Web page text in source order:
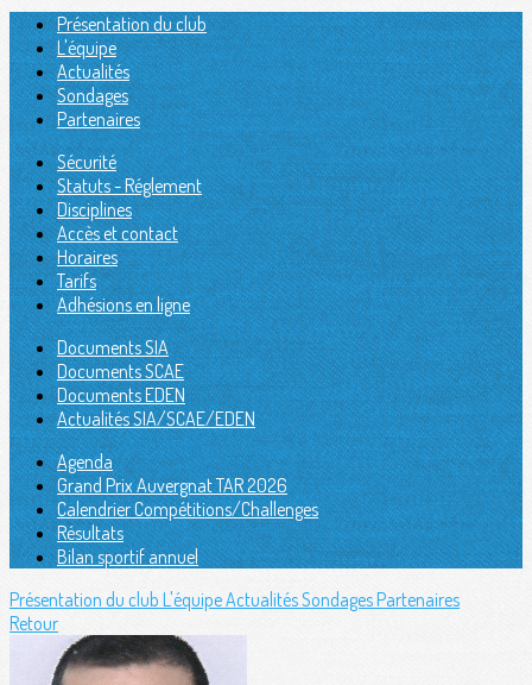
Présentation du club
L'équipe
Actualités
Sondages
Partenaires
Sécurité
Statuts - Réglement
Disciplines
Accès et contact
Horaires
Tarifs
Adhésions en ligne
Documents SIA
Documents SCAE
Documents EDEN
Actualités SIA/SCAE/EDEN
Agenda
Grand Prix Auvergnat TAR 2026
Calendrier Compétitions/Challenges
Résultats
Bilan sportif annuel
Présentation du club L'équipeActualitésSondagesPartenaires
Retour